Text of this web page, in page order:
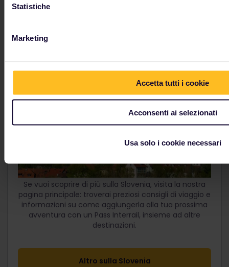
Statistiche
Marketing
Accetta tutti i cookie
Acconsenti ai selezionati
Usa solo i cookie necessari
Se vuoi scoprire di più sulla Slovenia, visita la nostra
pagina principale: troverai preziosi consigli di viaggio e
informazioni su come aggiungerla alla tua prossima
avventura con un Pass Interrail, insieme ad altre
destinazioni.
Altro sulla Slovenia